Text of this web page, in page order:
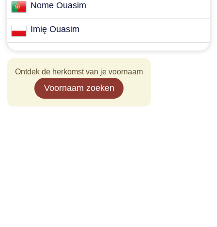
Nome Ouasim
Imię Ouasim
Ontdek de herkomst van je voornaam
Voornaam zoeken